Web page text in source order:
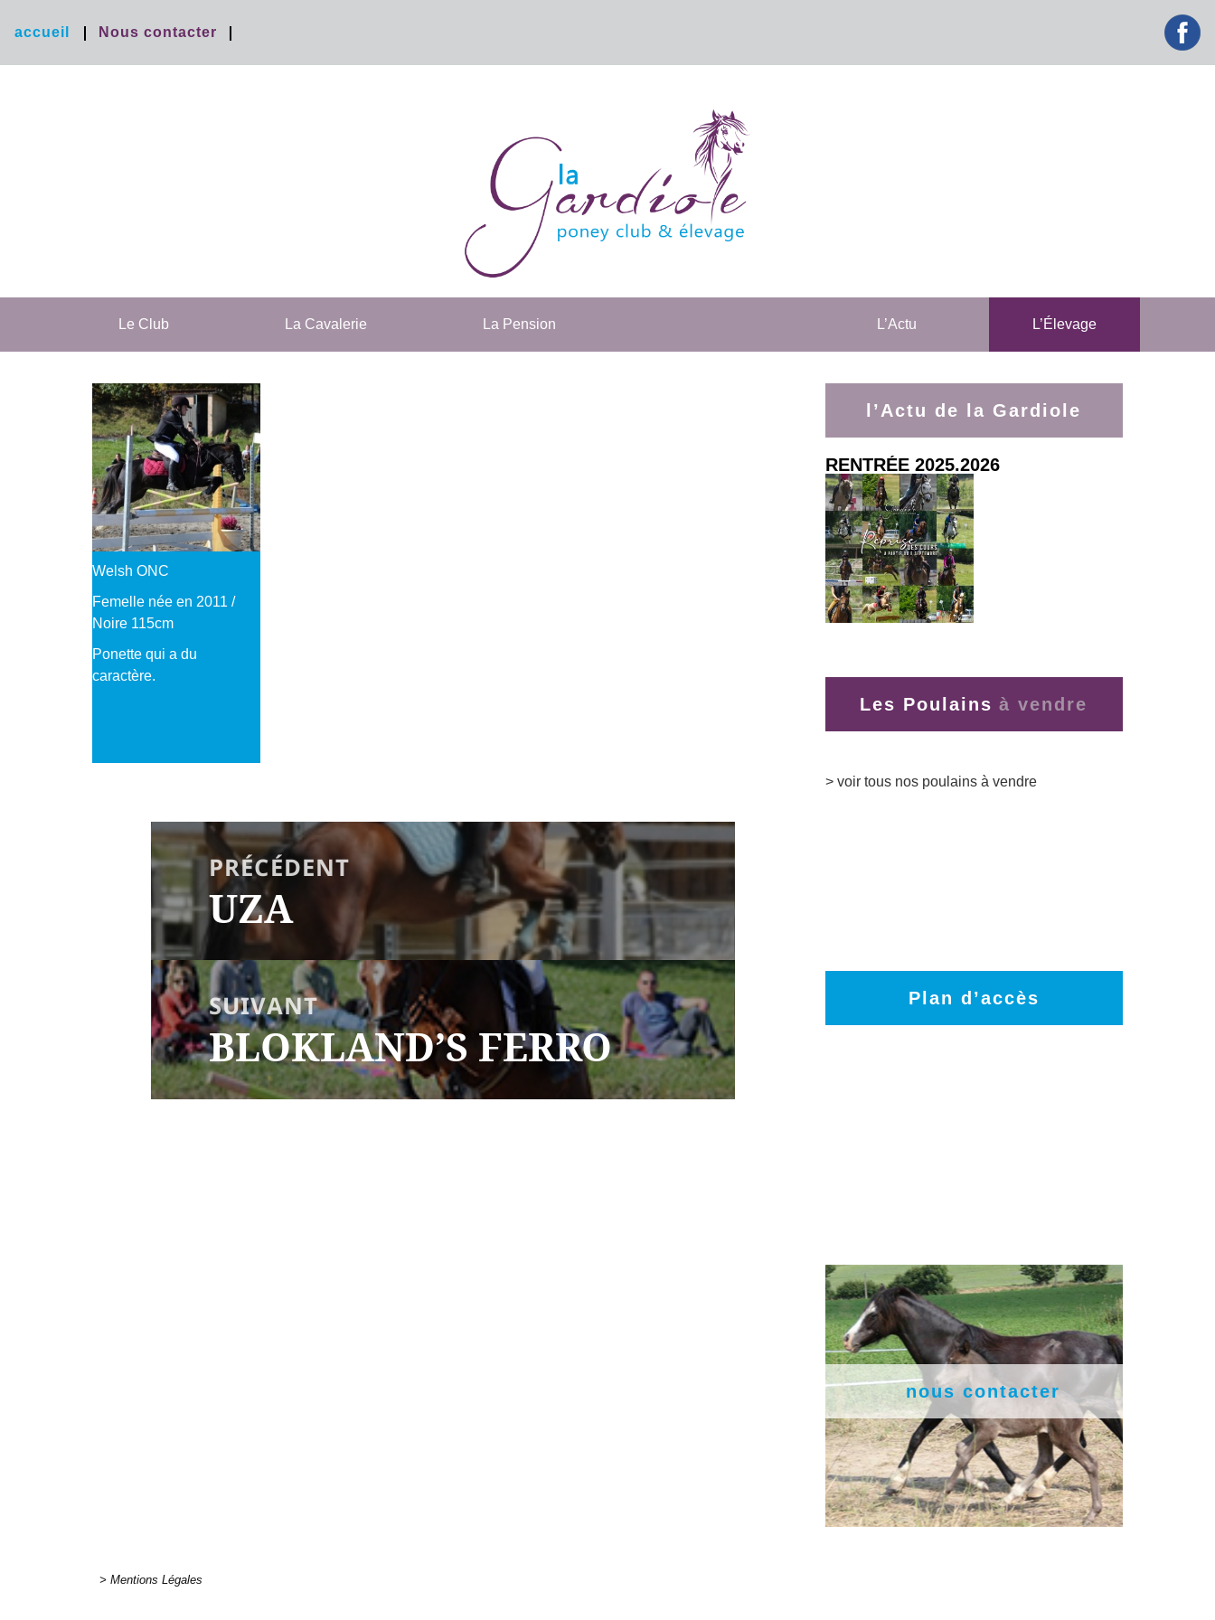
accueil Nous contacter
Le Club La Cavalerie La Pension L’Élevage
L’Actu
Welsh ONC
Femelle née en 2011 /
Noire 115cm
Ponette qui a du
caractère.
NAVIGATION
DE
L’ARTICLEPRÉCÉDENT
Article
précédent :
UZA
SUIVANT
Article
suivant :
BLOKLAND’S FERRO
l’Actu de la Gardiole
RENTRÉE 2025.2026
Les Poulains
> voir tous nos poulains à vendre
Plan d’accès
nous contacter
> Mentions Légales